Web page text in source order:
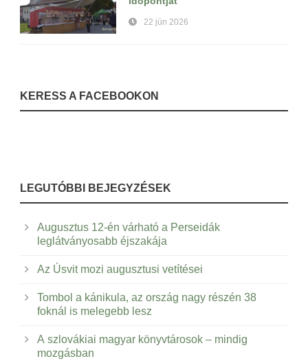
22 jún 2026
KERESS A FACEBOOKON
LEGUTÓBBI BEJEGYZÉSEK
Augusztus 12-én várható a Perseidák
leglátványosabb éjszakája
Az Úsvit mozi augusztusi vetítései
Tombol a kánikula, az ország nagy részén 38
foknál is melegebb lesz
A szlovákiai magyar könyvtárosok – mindig
mozgásban